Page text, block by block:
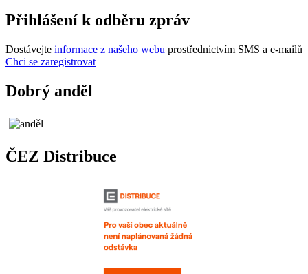
Přihlášení k odběru zpráv
Dostávejte informace z našeho webu prostřednictvím SMS a e-mailů
Chci se zaregistrovat
Dobrý anděl
ČEZ Distribuce